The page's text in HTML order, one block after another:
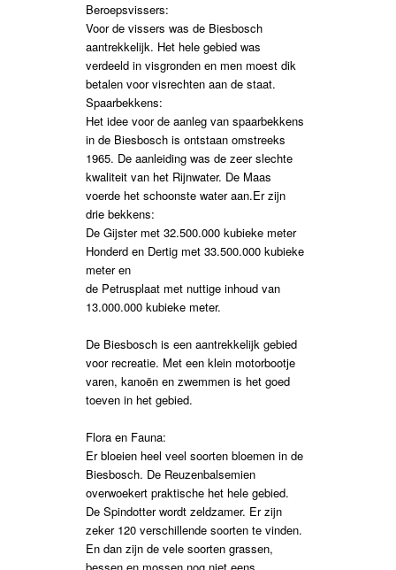
Beroepsvissers:
Voor de vissers was de Biesbosch
aantrekkelijk. Het hele gebied was
verdeeld in visgronden en men moest dik
betalen voor visrechten aan de staat.
Spaarbekkens:
Het idee voor de aanleg van spaarbekkens
in de Biesbosch is ontstaan omstreeks
1965. De aanleiding was de zeer slechte
kwaliteit van het Rijnwater. De Maas
voerde het schoonste water aan.Er zijn
drie bekkens:
De Gijster met 32.500.000 kubieke meter
Honderd en Dertig met 33.500.000 kubieke
meter en
de Petrusplaat met nuttige inhoud van
13.000.000 kubieke meter.
De Biesbosch is een aantrekkelijk gebied
voor recreatie. Met een klein motorbootje
varen, kanoën en zwemmen is het goed
toeven in het gebied.
Flora en Fauna:
Er bloeien heel veel soorten bloemen in de
Biesbosch. De Reuzenbalsemien
overwoekert praktische het hele gebied.
De Spindotter wordt zeldzamer. Er zijn
zeker 120 verschillende soorten te vinden.
En dan zijn de vele soorten grassen,